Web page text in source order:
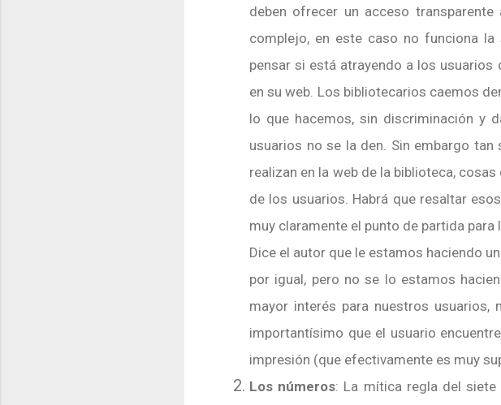
deben ofrecer un acceso
complejo, en este caso no funciona
pensar si está atrayendo a los
en su web. Los bibliotecarios caemos
lo que hacemos, sin discriminación y
usuarios no se la den. Sin embargo
realizan en la web de la biblioteca,
de los usuarios. Habrá que resaltar
muy claramente el punto de partida
Dice el autor que le estamos haciendo
por igual, pero no se lo estamos
mayor interés para nuestros
importantísimo que el usuario
impresión (que efectivamente es muy
Los números: La mítica regla del